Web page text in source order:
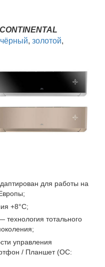
чёрный, золотой,
для работы на
+8°C;
тотального
управления
/ Планшет (ОС: